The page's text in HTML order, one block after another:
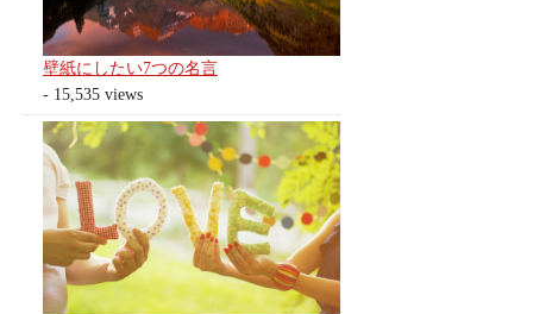
壁紙にしたい7つの名言
- 15,535 views